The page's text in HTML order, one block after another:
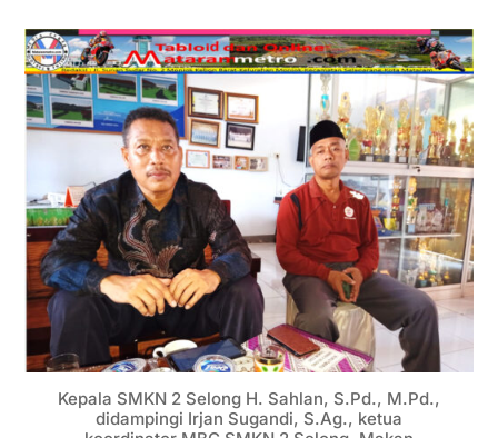
Kepala SMKN 2 Selong H. Sahlan, S.Pd., M.Pd.,
didampingi Irjan Sugandi, S.Ag., ketua